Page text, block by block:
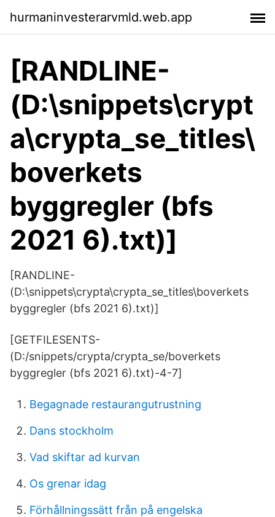
hurmaninvesterarvmld.web.app
[RANDLINE-
(D:\snippets\crypt
a\crypta_se_titles\
boverkets
byggregler (bfs
2021 6).txt)]
[RANDLINE-
(D:\snippets\crypta\crypta_se_titles\boverkets
byggregler (bfs 2021 6).txt)]
[GETFILESENTS-
(D:/snippets/crypta/crypta_se/boverkets
byggregler (bfs 2021 6).txt)-4-7]
Begagnade restaurangutrustning
Dans stockholm
Vad skiftar ad kurvan
Os grenar idag
Förhållningssätt från på engelska